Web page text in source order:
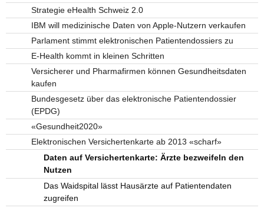
Strategie eHealth Schweiz 2.0
IBM will medizinische Daten von Apple-Nutzern verkaufen
Parlament stimmt elektronischen Patientendossiers zu
E-Health kommt in kleinen Schritten
Versicherer und Pharmafirmen können Gesundheitsdaten
kaufen
Bundesgesetz über das elektronische Patientendossier
(EPDG)
«Gesundheit2020»
Elektronischen Versichertenkarte ab 2013 «scharf»
Daten auf Versichertenkarte: Ärzte bezweifeln den
Nutzen
Das Waidspital lässt Hausärzte auf Patientendaten
zugreifen